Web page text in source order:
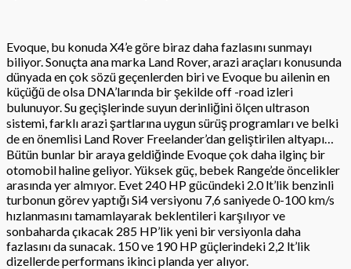
Evoque, bu konuda X4’e göre biraz daha fazlasını sunmayı
biliyor. Sonuçta ana marka Land Rover, arazi araçları konusunda
dünyada en çok sözü geçenlerden biri ve Evoque bu ailenin en
küçüğü de olsa DNA’larında bir şekilde off -road izleri
bulunuyor. Su geçişlerinde suyun derinliğini ölçen ultrason
sistemi, farklı arazi şartlarına uygun sürüş programları ve belki
de en önemlisi Land Rover Freelander’dan geliştirilen altyapı…
Bütün bunlar bir araya geldiğinde Evoque çok daha ilginç bir
otomobil haline geliyor. Yüksek güç, bebek Range’de öncelikler
arasında yer almıyor. Evet 240 HP gücündeki 2.0 lt’lik benzinli
turbonun görev yaptığı Si4 versiyonu 7,6 saniyede 0-100 km/s
hızlanmasını tamamlayarak beklentileri karşılıyor ve
sonbaharda çıkacak 285 HP’lik yeni bir versiyonla daha
fazlasını da sunacak. 150 ve 190 HP güçlerindeki 2,2 lt’lik
dizellerde performans ikinci planda yer alıyor.